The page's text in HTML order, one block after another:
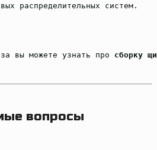
распределительных систем.
вы можете узнать про сборку
вопросы